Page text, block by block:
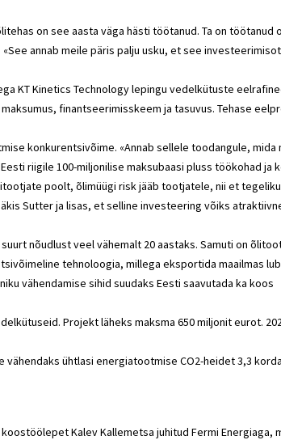
on see aasta väga hästi töötanud. Ta on töötanud
annab meile päris palju usku, et see
KT Kinetics Technology lepingu vedelkütuste
finantseerimisskeem ja tasuvus. Tehase
konkurentsivõime. «Annab sellele toodangule, mida
riigile 100-miljonilise maksubaasi pluss töökohad ja
poolt, õlimüügi risk jääb tootjatele, nii et
Sutter ja lisas, et selline investeering võiks
nõudlust veel vähemalt 20 aastaks. Samuti on
tehnoloogia, millega eksportida maailmas
vähendamise sihid suudaks Eesti saavutada ka koos
Projekt läheks maksma 650 miljonit eurot.
ühtlasi energiatootmise CO2-heidet 3,3
Kalev Kallemetsa juhitud Fermi Energiaga,